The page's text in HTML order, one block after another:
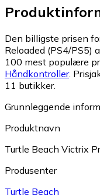
Den billigste prisen
Reloaded (PS4/PS5)
100 mest populære
Håndkontroller.
11 butikker.
Grunnleggende
Produktnavn
Turtle Beach Victrix
Produsenter
Turtle Beach